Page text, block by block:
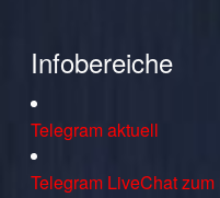
Infobereiche
Telegram aktuell
Telegram LiveChat